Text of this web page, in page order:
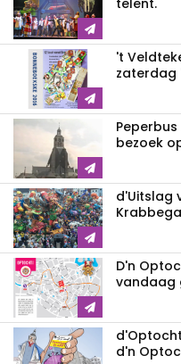
telent.
't
zaterdag
bezoek
d'Uitslag
D'n
vandaag
d'n